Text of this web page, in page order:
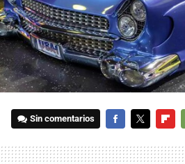
Sin comentarios